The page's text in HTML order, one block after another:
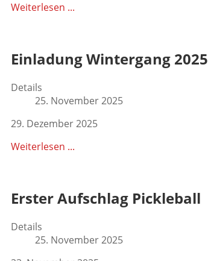
Weiterlesen ...
Einladung Wintergang 2025
Details
25. November 2025
29. Dezember 2025
Weiterlesen ...
Erster Aufschlag Pickleball
Details
25. November 2025